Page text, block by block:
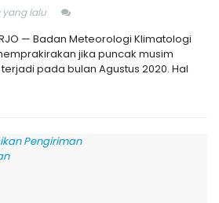
yang lalu
— Badan Meteorologi Klimatologi
jika puncak musim
pada bulan Agustus 2020. Hal